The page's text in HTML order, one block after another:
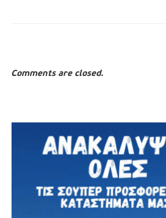
Comments are closed.